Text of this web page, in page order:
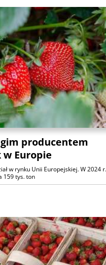
producentem
Europie
w rynku Unii Europejskiej. W 2024
159 tys. ton